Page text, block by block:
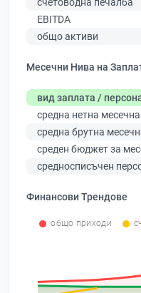
счетоводна печалба
EBITDA
общо активи
Месечни Нива на
вид заплата /
средна нетна
средна брутна
среден бюджет за
средносписъчен
Финансови Трендове
общо приходи